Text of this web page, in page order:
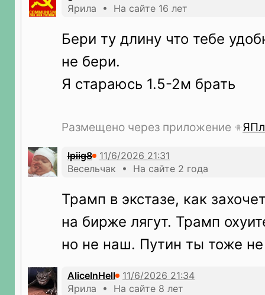
Ярила • На сайте 16 лет
Бери ту длину что тебе
не бери.
Я стараюсь 1.5-2м брать
Размещено через приложение
lpiig8
Весельчак • На сайте 2 года
Трамп в экстазе, как
на бирже лягут. Трамп
но не наш. Путин ты тоже
AliceInHell
Ярила • На сайте 8 лет